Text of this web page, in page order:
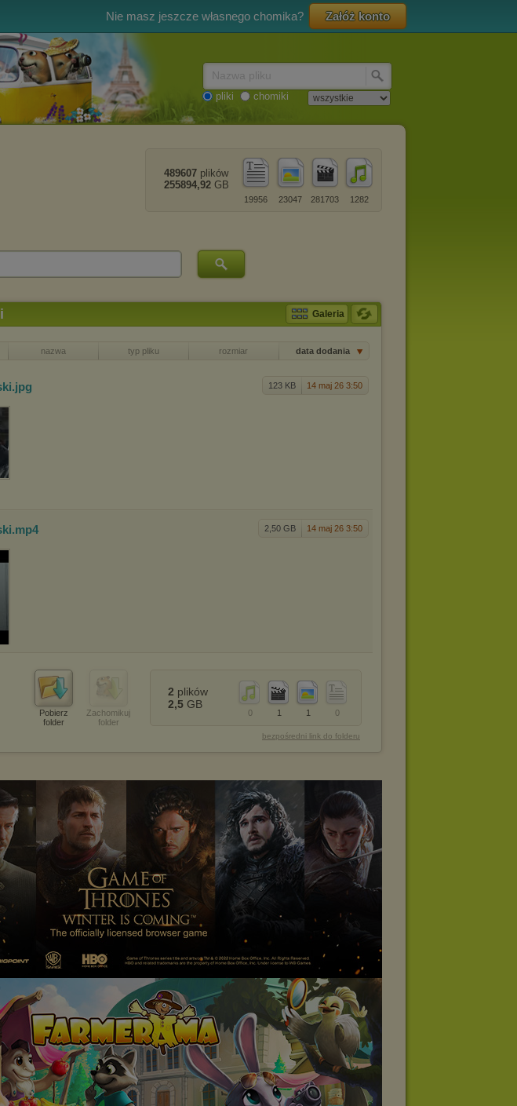
Nie masz jeszcze własnego chomika? Załóż konto
pliki chomiki
1282
281703
23047
19956
489607 plików
255894,92 GB
Galeria
nazwa typ pliku rozmiar data dodania
123 KB 14 maj 26 3:50
.jpg
2,50 GB 14 maj 26 3:50
.mp4
Pobierz
folder
Zachomikuj
folder
0
1
1
0
2 plików
2,5 GB
bezpośredni link do folderu